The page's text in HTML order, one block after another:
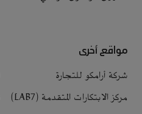
مواقع أخرى
شركة أرامكو للتجارة
مركز الابتكارات المتقدمة (LAB7)